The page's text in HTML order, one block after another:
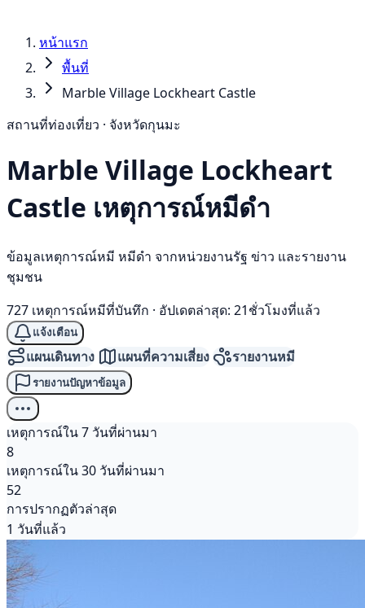
หน้าแรก
พื้นที่
Marble Village Lockheart Castle
สถานที่ท่องเที่ยว · จังหวัดกุนมะ
Marble Village Lockheart
Castle เหตุการณ์หมีดำ
ข้อมูลเหตุการณ์หมี หมีดำ จากหน่วยงานรัฐ ข่าว และรายงาน
ชุมชน
727 เหตุการณ์หมีที่บันทึก · อัปเดตล่าสุด: 21ชั่วโมงที่แล้ว
แจ้งเตือน
แผนเดินทาง แผนที่ความเสี่ยง รายงานหมี
รายงานปัญหาข้อมูล
เหตุการณ์ใน 7 วันที่ผ่านมา
8
เหตุการณ์ใน 30 วันที่ผ่านมา
52
การปรากฏตัวล่าสุด
1 วันที่แล้ว